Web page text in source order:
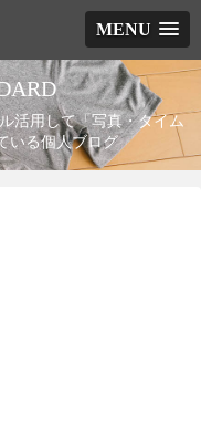
MENU
活用して「写真・タイム
いる個人ブログ